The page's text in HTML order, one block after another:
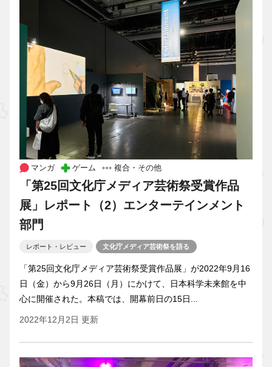
マンガ ゲーム 複合・その他
「第25回文化庁メディア芸術祭受賞作品
展」レポート（2）エンターテインメント
部門
レポート・レビュー 文化庁メディア芸術祭を語る
「第25回文化庁メディア芸術祭受賞作品展」が2022年9月16
日（金）から9月26日（月）にかけて、日本科学未来館を中
心に開催された。本稿では、開幕前日の15日...
2022年12月2日 更新